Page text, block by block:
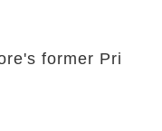
former Pri